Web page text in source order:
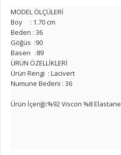
MODEL ÖLÇÜLERİ
Boy : 1.70 cm
Beden : 36
Göğüs :90
Basen :89
ÜRÜN ÖZELLİKLERİ
Ürün Rengi : Lacivert
Numune Bedeni : 36
Ürün İçeriği:%92 Viscon %8 Elastane